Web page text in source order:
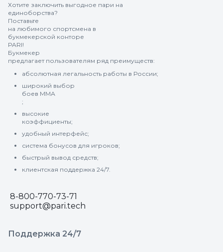
Хотите заключить выгодное пари на
единоборства?
Поставьте
на любимого спортсмена в
букмекерской конторе
PARI!
Букмекер
предлагает пользователям ряд преимуществ:
абсолютная легальность работы в России;
широкий выбор
боев ММА
;
высокие
коэффициенты;
удобный интерфейс;
система бонусов для игроков;
быстрый вывод средств;
клиентская поддержка 24/7.
8-800-770-73-71
support@pari.tech
Поддержка 24/7